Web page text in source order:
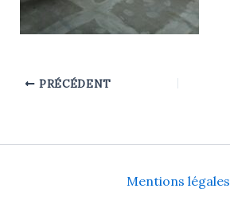
PRÉCÉDENT
Mentions légales